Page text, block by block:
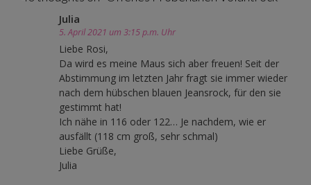
Julia
5. April 2021 um 3:15 p.m. Uhr
Liebe Rosi,
Da wird es meine Maus sich aber freuen! Seit der
Abstimmung im letzten Jahr fragt sie immer wieder
nach dem hübschen blauen Jeansrock, für den sie
gestimmt hat!
Ich nähe in 116 oder 122… Je nachdem, wie er
ausfällt (118 cm groß, sehr schmal)
Liebe Grüße,
Julia